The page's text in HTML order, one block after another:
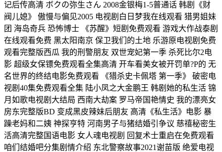
记后传高清 ボクの弥生さん 2008金银梅1-5普通话 韩剧《财
阀儿媳》 傲慢与偏见2005 电视剧白日梦我在线观看 猎男姐妹
团 海岛奇兵 恐怖博士 《苏醒》短剧免费观看 游戏大作战泰剧
在线观看免费 黑太阳南京 保卫我们的土地 乐游原电视剧免费
观看完整版西瓜 我的刑警朋友 双世宠妃第一季 杀死比尔2电
影 超级女保镖免费观看全集高清 开车看美女被开罚单?P的 无
名世界的终结电影免费观看 《猎杀史卡佩塔 第一季》 破密电
视剧40集免费观看全集 陆小凤之大金鹏王 韩剧她的私生活 锦
月如歌电视剧大结局 西南大劫案 罗马帝国艳情史 我的漂亮女
房东完整版BD 变成黑皮辣妹后朋友 高清《私生活》电影 暴
躁老妈和二姨 神探亨特 河南男子与猪结婚引争议 慈禧秘密生
活高清完整国语电影 女人魂电视剧 回复术士重启在免费观看
咱们结婚吧分集剧情介绍 东北警察故事2021谢苗版 绝爱电视